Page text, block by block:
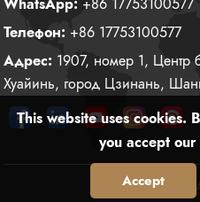
WhatsApp: +86 17753100577
Телефон: +86 17753100577
Адрес: 1907, номер 1, Центр
Хуайинь, город Цзинань,
© 2026 Creation
This website uses cookies.
you accept
Accept